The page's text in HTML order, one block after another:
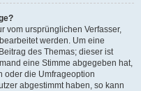
vom ursprünglichen Verfasser,
werden. Um eine
des Themas; dieser ist
eine Stimme abgegeben hat,
oder die Umfrageoption
abgestimmt haben, so kann